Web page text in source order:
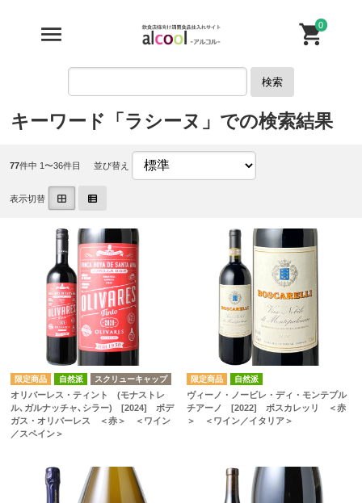
0
検索
キーワード「ラシーヌ」での検索結果
77件中 1〜36件目 並び替え
表示切替
自然派 スクリューキャップ
オリバーレス・ティント (モナストレ
ル､ガルナッチャ､シラー) [2024] ボデ
ガス・オリバーレス ＜赤＞ ＜ワイン
／スペイン＞
自然派
ヴィーノ・ノービレ・ディ・モンテプル
チアーノ [2022] ボスカレッリ ＜赤
＞ ＜ワイン／イタリア＞